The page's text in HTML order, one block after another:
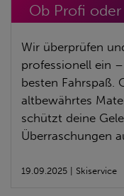
Ob Profi
​Wir überprüfen
professionell ein
besten Fahrspaß.
altbewährtes
schützt deine
Überraschungen
19.09.2025 | Skiservice